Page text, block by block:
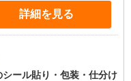
詳細を見る
ール貼り・包装・仕分け